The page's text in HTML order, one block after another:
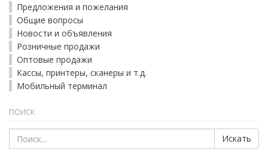
Предложения и пожелания
Общие вопросы
Новости и объявления
Розничные продажи
Оптовые продажи
Кассы, принтеры, сканеры и т.д.
Мобильный терминал
ПОИСК
Искать